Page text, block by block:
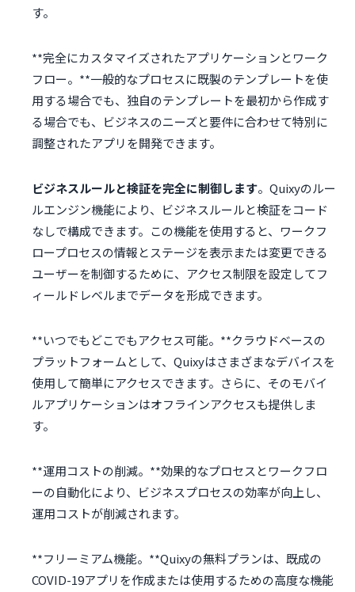
す。
**完全にカスタマイズされたアプリケーションとワーク
フロー。**一般的なプロセスに既製のテンプレートを使
用する場合でも、独自のテンプレートを最初から作成す
る場合でも、ビジネスのニーズと要件に合わせて特別に
調整されたアプリを開発できます。
ビジネスルールと検証を完全に制御します。Quixyのルー
ルエンジン機能により、ビジネスルールと検証をコード
なしで構成できます。この機能を使用すると、ワークフ
ロープロセスの情報とステージを表示または変更できる
ユーザーを制御するために、アクセス制限を設定してフ
ィールドレベルまでデータを形成できます。
**いつでもどこでもアクセス可能。**クラウドベースの
プラットフォームとして、Quixyはさまざまなデバイスを
使用して簡単にアクセスできます。さらに、そのモバイ
ルアプリケーションはオフラインアクセスも提供しま
す。
**運用コストの削減。**効果的なプロセスとワークフロ
ーの自動化により、ビジネスプロセスの効率が向上し、
運用コストが削減されます。
**フリーミアム機能。**Quixyの無料プランは、既成の
COVID-19アプリを作成または使用するための高度な機能